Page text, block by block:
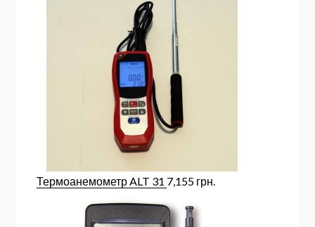
Термоанемометр ALT 31 7,155 грн.